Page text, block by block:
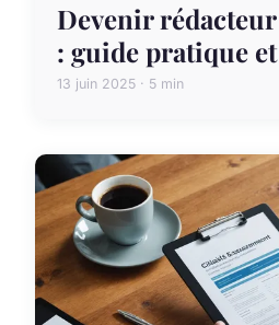
Devenir
: guide pratique
13 juin 2025 · 5 min